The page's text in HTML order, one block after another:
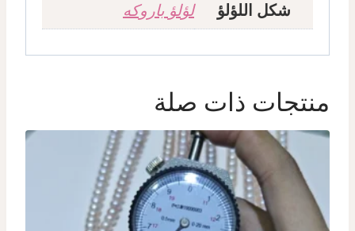
شكل اللؤلؤ
لؤلؤ باروكه
منتجات ذات صلة